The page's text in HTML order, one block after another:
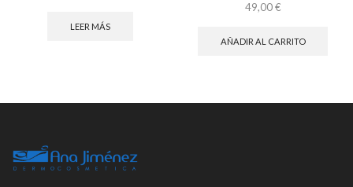
LEER MÁS
49,00€
AÑADIR AL CARRITO